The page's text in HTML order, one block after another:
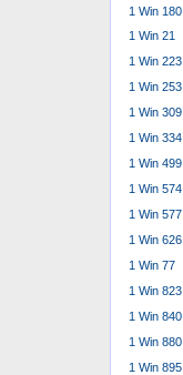
1 Win 180
1 Win 21
1 Win 223
1 Win 253
1 Win 309
1 Win 334
1 Win 499
1 Win 574
1 Win 577
1 Win 626
1 Win 77
1 Win 823
1 Win 840
1 Win 880
1 Win 895